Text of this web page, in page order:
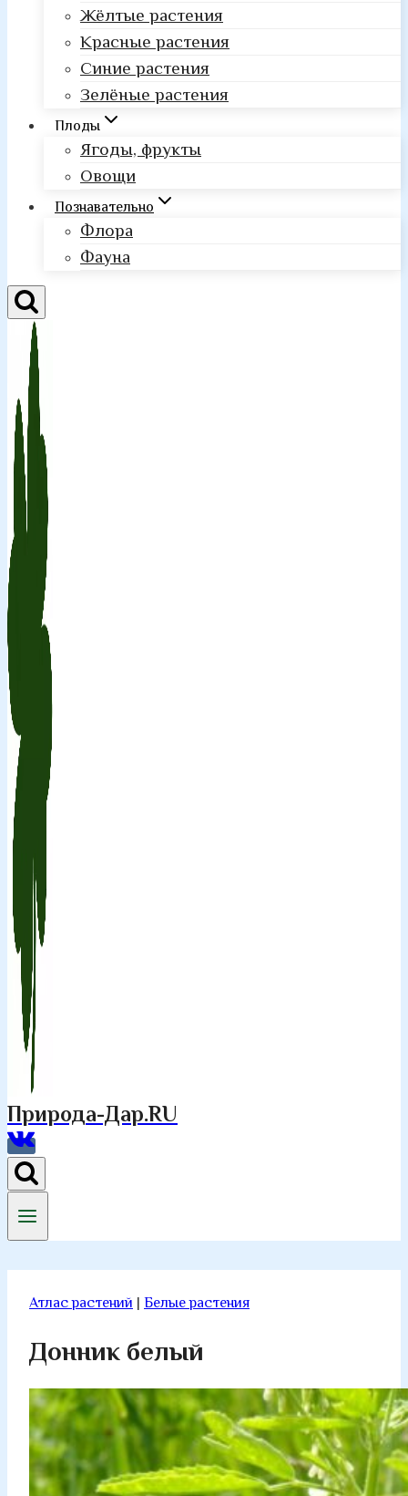
Жёлтые растения
Красные растения
Синие растения
Зелёные растения
Плоды
Ягоды, фрукты
Овощи
Познавательно
Флора
Фауна
Природа-Дар.RU
Атлас растений | Белые растения
Донник белый